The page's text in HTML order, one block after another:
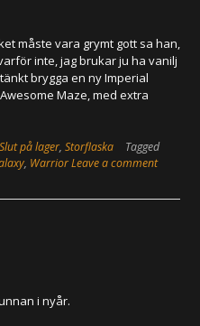
måste vara grymt gott sa han,
inte, jag brukar ju ha vanilj
brygga en ny Imperial
Maze, med extra
Slut på lager, Storflaska
Tagged
, WarriorLeave a comment
i nyår.